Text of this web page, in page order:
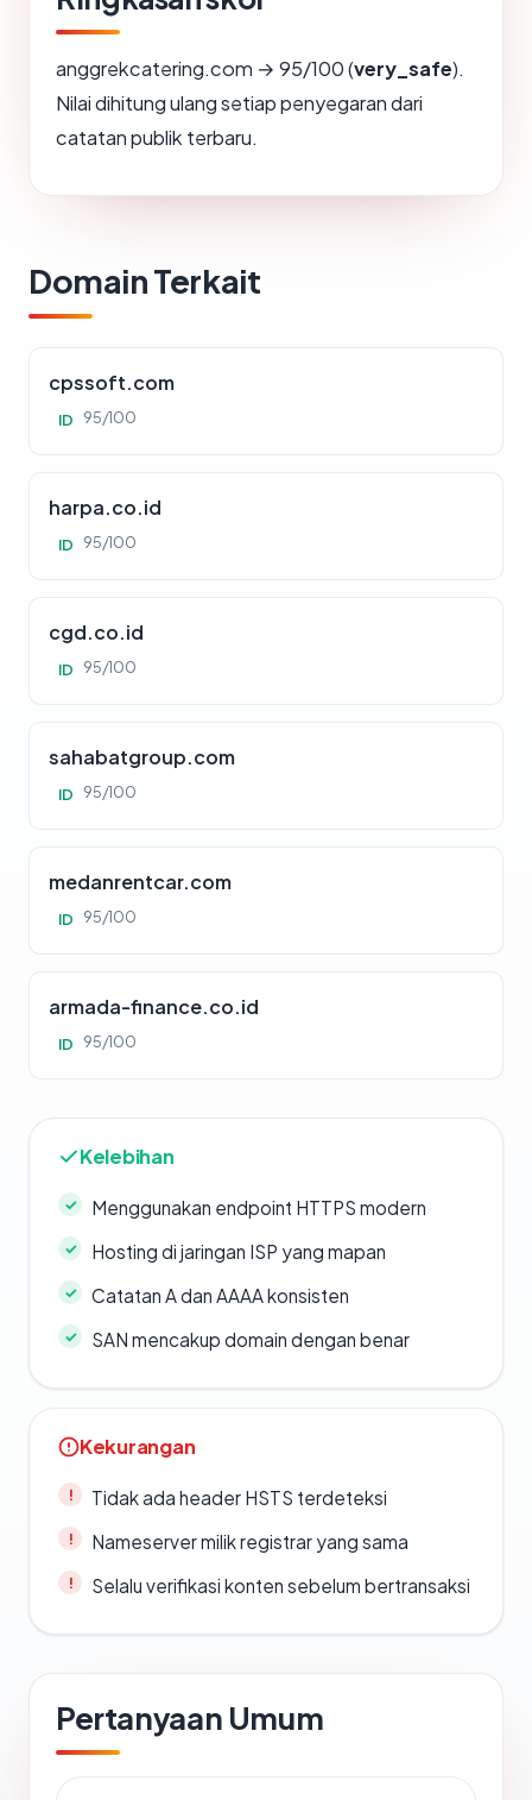
anggrekcatering.com → 95/100 (very_safe).
Nilai dihitung ulang setiap penyegaran dari
catatan publik terbaru.
Domain Terkait
cpssoft.com
ID 95/100
harpa.co.id
ID 95/100
cgd.co.id
ID 95/100
sahabatgroup.com
ID 95/100
medanrentcar.com
ID 95/100
armada-finance.co.id
ID 95/100
Kelebihan
Menggunakan endpoint HTTPS modern
Hosting di jaringan ISP yang mapan
Catatan A dan AAAA konsisten
SAN mencakup domain dengan benar
Kekurangan
Tidak ada header HSTS terdeteksi
Nameserver milik registrar yang sama
Selalu verifikasi konten sebelum bertransaksi
Pertanyaan Umum